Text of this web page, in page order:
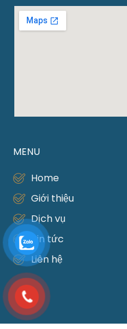
MENU
Home
Giới thiệu
Dịch vụ
Tin tức
Liên hệ